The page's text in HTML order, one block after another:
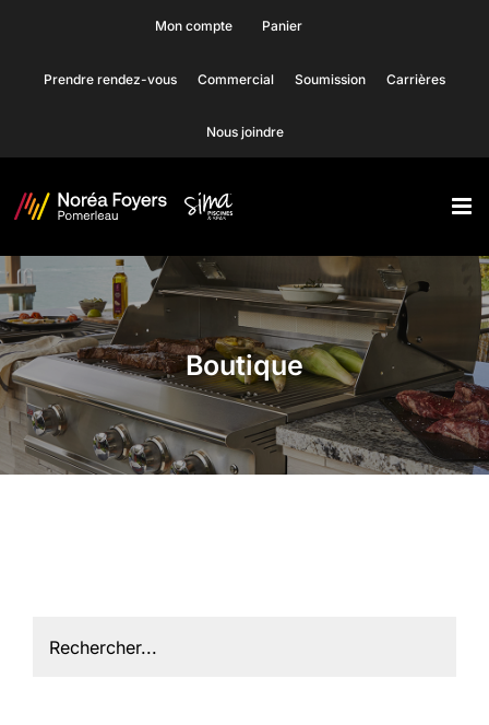
content
Mon compte Panier
Prendre rendez-vous Commercial Soumission Carrières
Nous joindre
Boutique